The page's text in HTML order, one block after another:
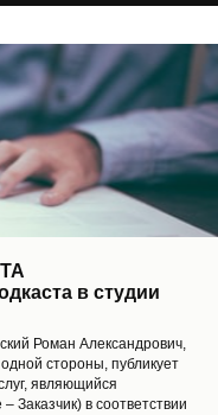
в студии
Роман Александрович,
стороны, публикует
являющийся
Заказчик) в соответствии